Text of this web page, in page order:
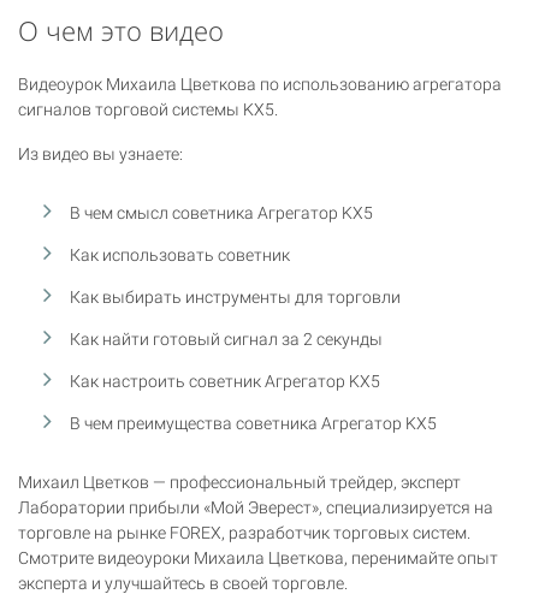
О чем это видео
Видеоурок Михаила Цветкова по использованию агрегатора
сигналов торговой системы KX5.
Из видео вы узнаете:
В чем смысл советника Агрегатор KX5
Как использовать советник
Как выбирать инструменты для торговли
Как найти готовый сигнал за 2 секунды
Как настроить советник Агрегатор KX5
В чем преимущества советника Агрегатор KX5
Михаил Цветков — профессиональный трейдер, эксперт
Лаборатории прибыли «Мой Эверест», специализируется на
торговле на рынке FOREX, разработчик торговых систем.
Смотрите видеоуроки Михаила Цветкова, перенимайте опыт
эксперта и улучшайтесь в своей торговле.